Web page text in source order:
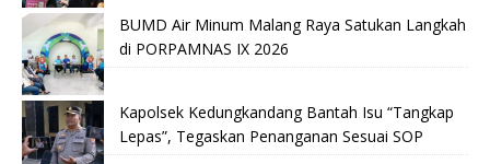
BUMD Air Minum Malang Raya Satukan Langkah
di PORPAMNAS IX 2026
Kapolsek Kedungkandang Bantah Isu “Tangkap
Lepas”, Tegaskan Penanganan Sesuai SOP